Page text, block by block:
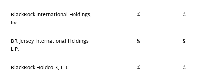
BlackRock International Holdings,
Inc.
% %
BR Jersey International Holdings
L.P.
% %
BlackRock Holdco 3, LLC % %